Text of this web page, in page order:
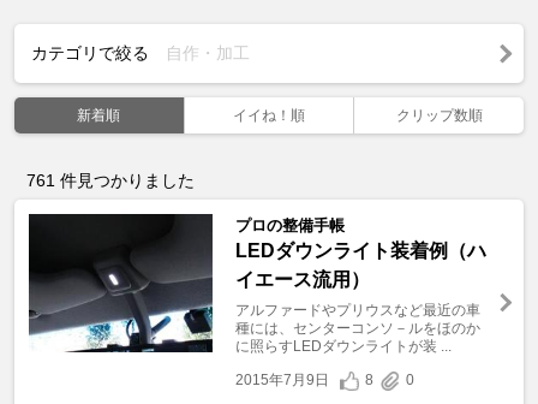
カテゴリで絞る 自作・加工
新着順 イイね！順 クリップ数順
761 件見つかりました
プロの整備手帳
LEDダウンライト装着例（ハ
イエース流用）
アルファードやプリウスなど最近の車
種には、センターコンソ－ルをほのか
に照らすLEDダウンライトが装 ...
2015年7月9日
8 0